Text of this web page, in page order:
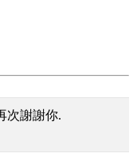
次謝謝你.